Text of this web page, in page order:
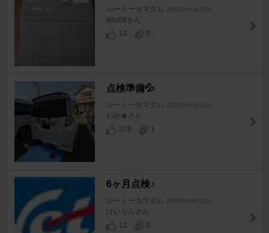
ルーミーカスタム [M900A/M910A]
tetu88さん
14
0
点検準備💦
ルーミーカスタム [M900A/M910A]
わか★さん
378
1
6ヶ月点検♪
ルーミーカスタム [M900A/M910A]
けいりんさん
12
0